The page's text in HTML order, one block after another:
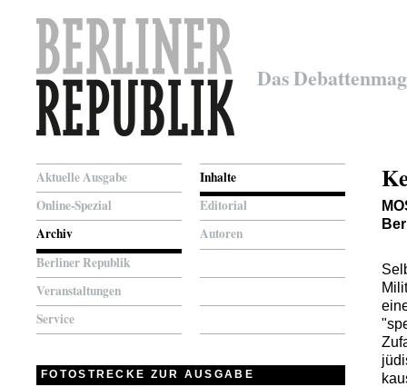
Das
Aktuelle Ausgabe
Online-Spezial
Archiv
Berliner Republik
Veranstaltungen
Service
Inhalte
Editorial
Autoren
FOTOSTRECKE ZUR AUSGABE